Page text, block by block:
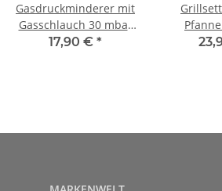
Gasdruckminderer mit
Gasschlauch 30 mbar
(Set)
17,90 € *